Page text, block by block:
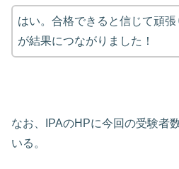
はい。合格できると信じて頑張
が結果につながりました！
なお、IPAのHPに今回の受験者
いる。